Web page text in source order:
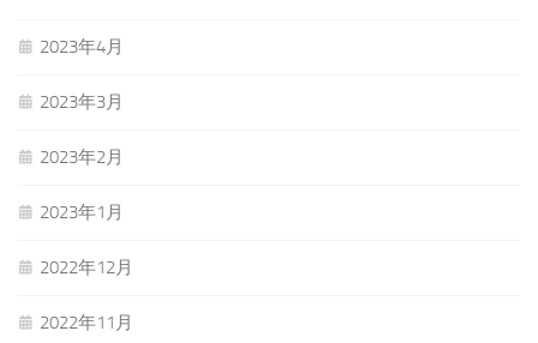
2023年4月
2023年3月
2023年2月
2023年1月
2022年12月
2022年11月